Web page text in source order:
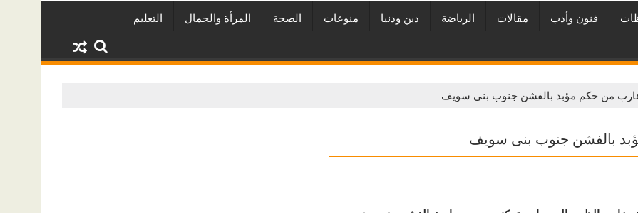
فنون وأدب مقالات الرياضة دين ودنيا منوعات الصحة المرأة والجمال التعليم
من حكم مؤبد بالفشن جنوب بنى سويف
بالفشن جنوب بنى سويف